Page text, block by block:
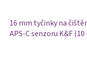
16 mm tyčinky na
APS-C senzoru K&F (10